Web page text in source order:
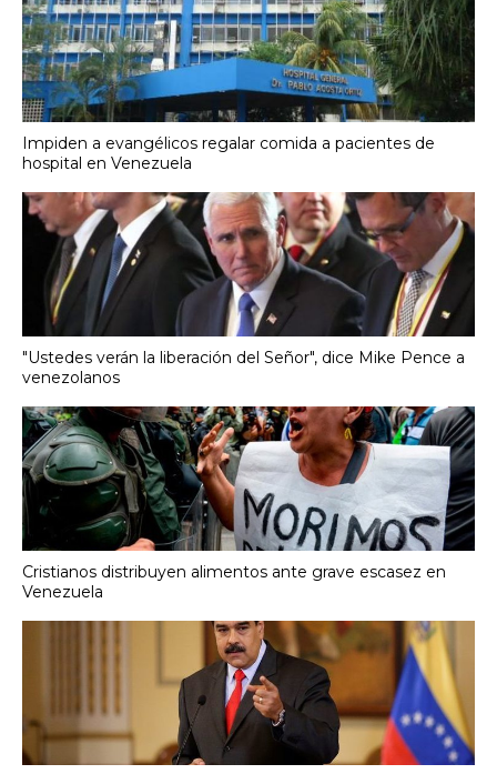
Impiden a evangélicos regalar comida a pacientes de
hospital en Venezuela
"Ustedes verán la liberación del Señor", dice Mike Pence a
venezolanos
Cristianos distribuyen alimentos ante grave escasez en
Venezuela